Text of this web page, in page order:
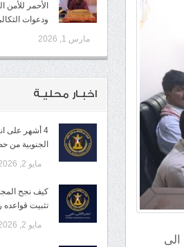
الى
الأحمر
ودعوات
مارس 1, 2026
اخبـار محليـة
4 أشهر على
الجنوبية من
مايو 2, 2026
كيف نجح
تثبيت قواعده
مايو 2, 2026